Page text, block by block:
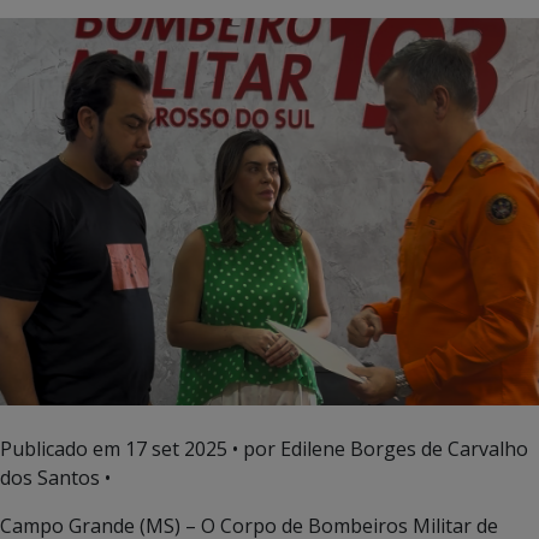
Publicado em 17 set 2025 • por Edilene Borges de Carvalho
dos Santos •
Campo Grande (MS) – O Corpo de Bombeiros Militar de